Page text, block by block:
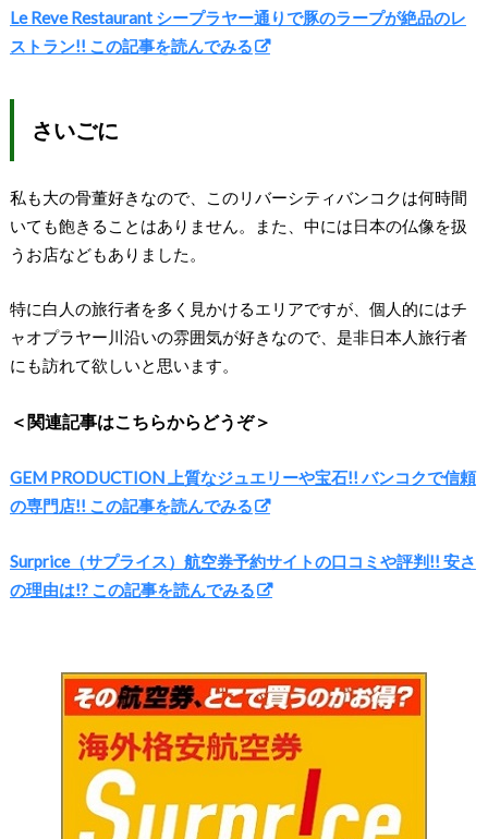
Le Reve Restaurant シープラヤー通りで豚のラープが絶品のレ
ストラン!! この記事を読んでみる
さいごに
私も大の骨董好きなので、このリバーシティバンコクは何時間
いても飽きることはありません。また、中には日本の仏像を扱
うお店などもありました。
特に白人の旅行者を多く見かけるエリアですが、個人的にはチ
ャオプラヤー川沿いの雰囲気が好きなので、是非日本人旅行者
にも訪れて欲しいと思います。
＜関連記事はこちらからどうぞ＞
GEM PRODUCTION 上質なジュエリーや宝石!! バンコクで信頼
の専門店!! この記事を読んでみる
Surprice（サプライス）航空券予約サイトの口コミや評判!! 安さ
の理由は!? この記事を読んでみる